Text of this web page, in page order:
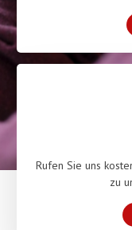
Rufen Sie uns
zu